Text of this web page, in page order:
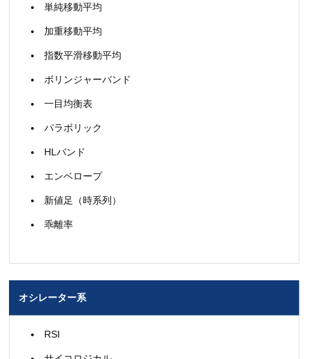
単純移動平均
加重移動平均
指数平滑移動平均
ボリンジャーバンド
一目均衡表
パラボリック
HLバンド
エンベロープ
新値足（時系列）
乖離率
オシレーター系
RSI